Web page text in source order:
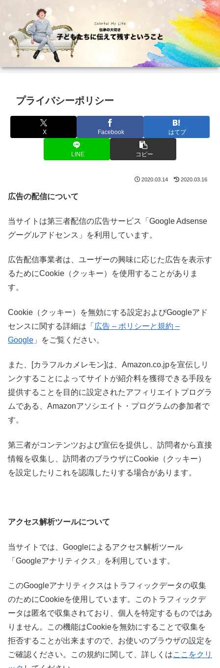
プライバシーポリシー
X Facebook はてブ
LINE コピー
2020.03.14 2020.03.16
広告の配信について
当サイトは第三者配信の広告サービス「Google Adsense
グーグルアドセンス」を利用しています。
広告配信事業者は、ユーザーの興味に応じた広告を表示す
るためにCookie（クッキー）を使用することがありま
す。
Cookie（クッキー）を無効にする設定およびGoogleアド
センスに関する詳細は「 広告 – ポリシーと規約 –
Google 」をご覧ください。
また、[カラフルカメレモン]は、Amazon.co.jpを宣伝しリ
ンクすることによってサイトが紹介料を獲得できる手段を
提供することを目的に設定されたアフィリエイトプログラ
ムである、Amazonアソシエイト・プログラムの参加者で
す。
第三者がコンテンツおよび宣伝を提供し、訪問者から直接
情報を収集し、訪問者のブラウザにCookie（クッキー）
を設定したりこれを認識したりする場合があります。
アクセス解析ツールについて
当サイトでは、Googleによるアクセス解析ツール
「Googleアナリティクス」を利用しています。
このGoogleアナリティクスはトラフィックデータの収集
のためにCookieを使用しています。このトラフィックデ
ータは匿名で収集されており、個人を特定するものではあ
りません。この機能はCookieを無効にすることで収集を
拒否することが出来ますので、お使いのブラウザの設定を
ご確認ください。この規約に関して、詳しくはここをクリ